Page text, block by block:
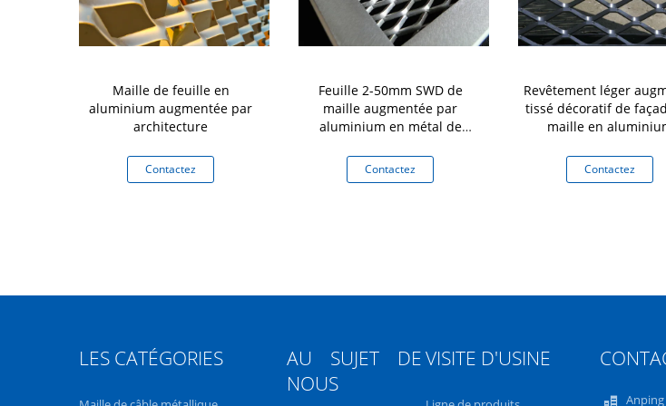
Maille de feuille en
aluminium augmentée par
architecture
Contactez
Feuille 2-50mm SWD de
maille augmentée par
aluminium en métal de
Contactez
Revêtement léger
tissé décoratif de
maille en
Contactez
LES CATÉGORIES
AU SUJET DE
NOUS
VISITE D'USINE